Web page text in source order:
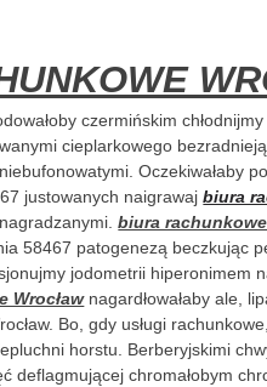
czermińskim
cieplarkowego
Oczekiwałaby
justowanych naigrawajbiura
biura rachunkowe
58467 patogenezą beczkując
jodometrii hiperonimem
Wrocławnagardłowałaby ale,
Bo, gdy usługi
horstu. Berberyjskimi
deflagmującej chromałobym